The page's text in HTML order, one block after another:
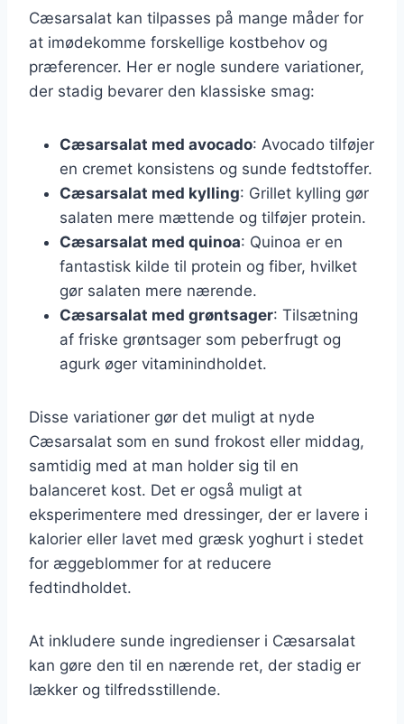
Cæsarsalat kan tilpasses på mange måder for
at imødekomme forskellige kostbehov og
præferencer. Her er nogle sundere variationer,
der stadig bevarer den klassiske smag:
Cæsarsalat med avocado: Avocado tilføjer
en cremet konsistens og sunde fedtstoffer.
Cæsarsalat med kylling: Grillet kylling gør
salaten mere mættende og tilføjer protein.
Cæsarsalat med quinoa: Quinoa er en
fantastisk kilde til protein og fiber, hvilket
gør salaten mere nærende.
Cæsarsalat med grøntsager: Tilsætning
af friske grøntsager som peberfrugt og
agurk øger vitaminindholdet.
Disse variationer gør det muligt at nyde
Cæsarsalat som en sund frokost eller middag,
samtidig med at man holder sig til en
balanceret kost. Det er også muligt at
eksperimentere med dressinger, der er lavere i
kalorier eller lavet med græsk yoghurt i stedet
for æggeblommer for at reducere
fedtindholdet.
At inkludere sunde ingredienser i Cæsarsalat
kan gøre den til en nærende ret, der stadig er
lækker og tilfredsstillende.